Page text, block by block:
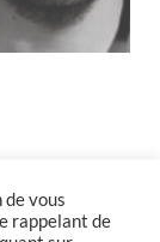
vous
rappelant de